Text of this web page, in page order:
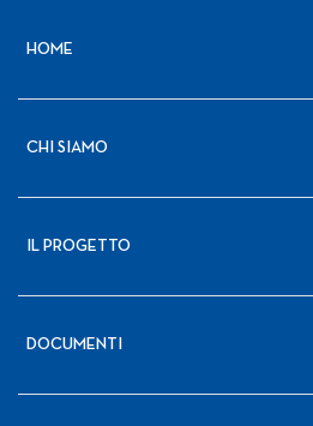
HOME
CHI SIAMO
IL PROGETTO
DOCUMENTI